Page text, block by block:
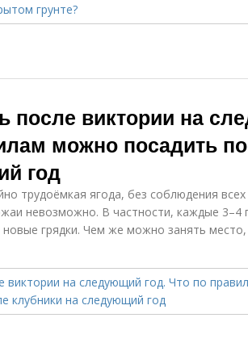
после виктории на
можно посадить
год
трудоёмкая ягода, без соблюдения всех
невозможно. В частности, каждые 3–4
грядки. Чем же можно занять место,